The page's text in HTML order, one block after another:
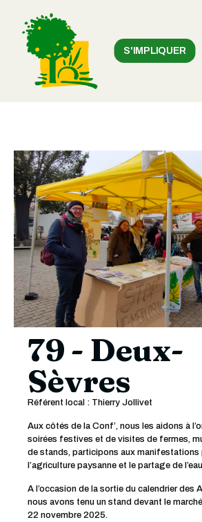
S'IMPLIQUER
79 - Deux-
Sèvres
Référent local : Thierry Jollivet
Aux côtés de la Conf’, nous les aidons à
soirées festives et de visites de fermes,
de stands, participons aux manifestations
l’agriculture paysanne et le partage de
A l’occasion de la sortie du calendrier des
nous avons tenu un stand devant le
22 novembre 2025.